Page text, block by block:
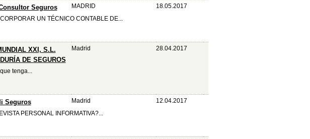
Seguros MADRID
18.05.2017
UN TÉCNICO CONTABLE DE...
XXI, S.L.
DE SEGUROS
Madrid 28.04.2017
tenga...
Seguros Madrid
12.04.2017
PERSONAL INFORMATIVA?...